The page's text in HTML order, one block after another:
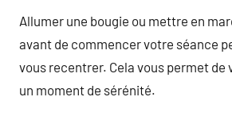
Allumer une bougie ou mettre en
avant de commencer votre séance
vous recentrer. Cela vous permet de
un moment de sérénité.